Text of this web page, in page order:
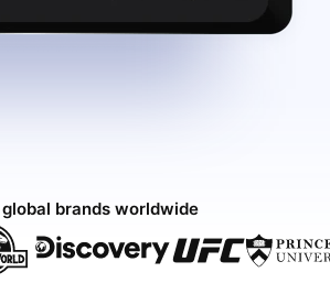
brands worldwide